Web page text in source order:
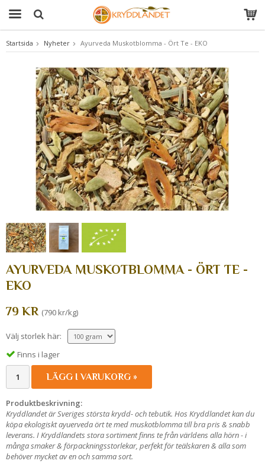
Produkten har blivit tillagd i varukorgen
Startsida Nyheter Ayurveda Muskotblomma - Ört Te - EKO
AYURVEDA MUSKOTBLOMMA - ÖRT TE -
EKO
79 KR (790 kr/kg)
Välj storlek här:
Finns i lager
LÄGG I VARUKORG »
Produktbeskrivning:
Kryddlandet är Sveriges största krydd- och tebutik. Hos Kryddlandet kan du
köpa ekologiskt ayuerveda ört te med muskotblomma till bra pris & snabb
leverans. I Kryddlandets stora sortiment finns te från världens alla hörn - i
många smaker & förpackningsstorlekar, perfekt för teälskaren & alla som
behöver mycket av en och samma sort.